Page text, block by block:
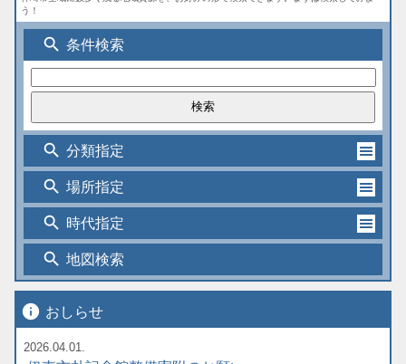
う！
search 条件検索
search 分類指定
search 場所指定
search 時代指定
search 地図検索
info おしらせ
2026.04.01.